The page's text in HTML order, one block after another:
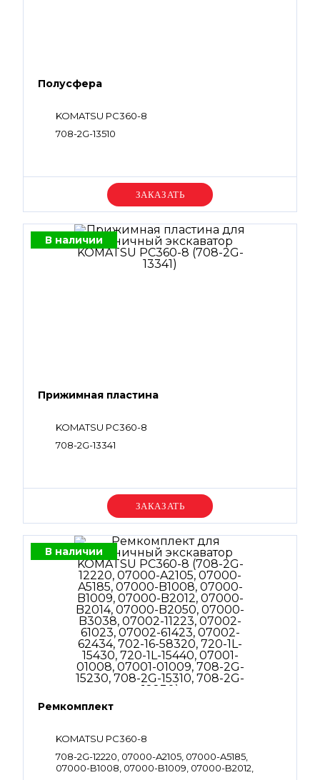
Полусфера
KOMATSU PC360-8
708-2G-13510
Уточняйте цену
В наличии
Прижимная пластина
KOMATSU PC360-8
708-2G-13341
Уточняйте цену
В наличии
Ремкомплект
KOMATSU PC360-8
708-2G-12220, 07000-A2105, 07000-A5185,
07000-B1008, 07000-B1009, 07000-B2012,